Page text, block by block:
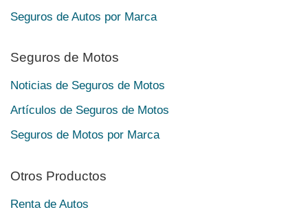
Seguros de Autos por Marca
Seguros de Motos
Noticias de Seguros de Motos
Artículos de Seguros de Motos
Seguros de Motos por Marca
Otros Productos
Renta de Autos